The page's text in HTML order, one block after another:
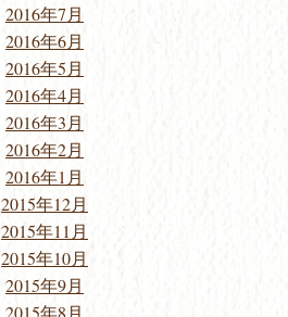
2016年7月
2016年6月
2016年5月
2016年4月
2016年3月
2016年2月
2016年1月
2015年12月
2015年11月
2015年10月
2015年9月